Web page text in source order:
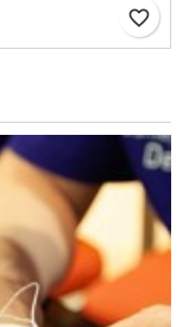
favorite_border